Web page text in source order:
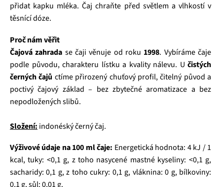
přidat kapku mléka. Čaj chraňte před světlem a vlhkostí v
těsnící dóze.
Proč nám věřit
Čajová zahrada se čaji věnuje od roku 1998. Vybíráme čaje
podle původu, charakteru lístku a kvality nálevu. U čistých
černých čajů ctíme přirozený chuťový profil, čitelný původ a
poctivý čajový základ – bez zbytečné aromatizace a bez
nepodložených slibů.
Složení: indonéský černý čaj.
Výživové údaje na 100 ml čaje: Energetická hodnota: 4 kJ / 1
kcal, tuky: <0,1 g, z toho nasycené mastné kyseliny: <0,1 g,
sacharidy: 0,1 g, z toho cukry: 0,1 g, vláknina: 0 g, bílkoviny:
0,1 g, sůl: 0,01 g.